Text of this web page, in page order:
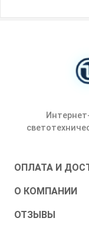
ОПЛАТА И
О КОМПАНИИ
ОТЗЫВЫ